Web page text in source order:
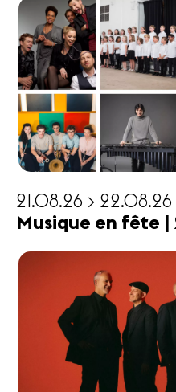
21.08.26 > 22.08.26
Musique en fête